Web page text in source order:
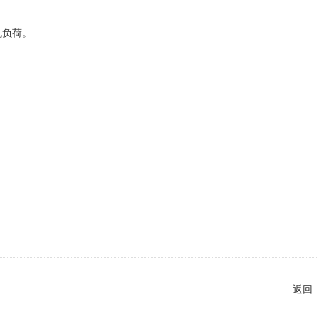
荷。
返回